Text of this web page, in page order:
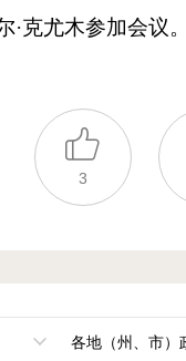
·克尤木参加会议。
3
各地（州、市）